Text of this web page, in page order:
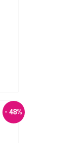
- 48%